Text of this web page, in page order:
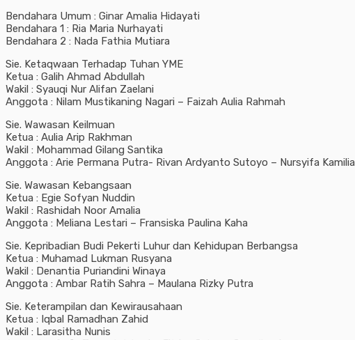
Bendahara Umum : Ginar Amalia Hidayati
Bendahara 1 : Ria Maria Nurhayati
Bendahara 2 : Nada Fathia Mutiara
Sie. Ketaqwaan Terhadap Tuhan YME
Ketua : Galih Ahmad Abdullah
Wakil : Syauqi Nur Alifan Zaelani
Anggota : Nilam Mustikaning Nagari – Faizah Aulia Rahmah
Sie. Wawasan Keilmuan
Ketua : Aulia Arip Rakhman
Wakil : Mohammad Gilang Santika
Anggota : Arie Permana Putra- Rivan Ardyanto Sutoyo – Nursyifa Kamilia
Sie. Wawasan Kebangsaan
Ketua : Egie Sofyan Nuddin
Wakil : Rashidah Noor Amalia
Anggota : Meliana Lestari – Fransiska Paulina Kaha
Sie. Kepribadian Budi Pekerti Luhur dan Kehidupan Berbangsa
Ketua : Muhamad Lukman Rusyana
Wakil : Denantia Puriandini Winaya
Anggota : Ambar Ratih Sahra – Maulana Rizky Putra
Sie. Keterampilan dan Kewirausahaan
Ketua : Iqbal Ramadhan Zahid
Wakil : Larasitha Nunis